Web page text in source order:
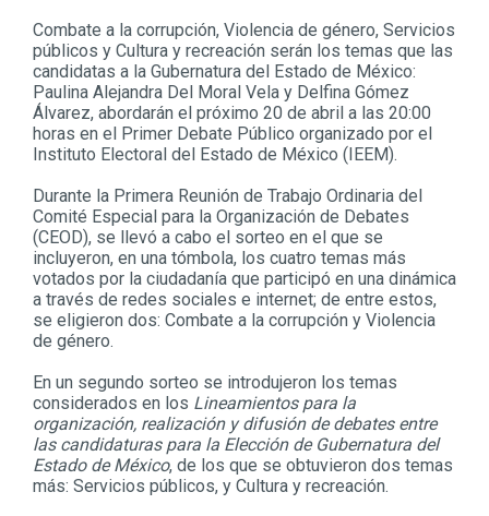
Combate a la corrupción, Violencia de género, Servicios
públicos y Cultura y recreación serán los temas que las
candidatas a la Gubernatura del Estado de México:
Paulina Alejandra Del Moral Vela y Delfina Gómez
Álvarez, abordarán el próximo 20 de abril a las 20:00
horas en el Primer Debate Público organizado por el
Instituto Electoral del Estado de México (IEEM).
Durante la Primera Reunión de Trabajo Ordinaria del
Comité Especial para la Organización de Debates
(CEOD), se llevó a cabo el sorteo en el que se
incluyeron, en una tómbola, los cuatro temas más
votados por la ciudadanía que participó en una dinámica
a través de redes sociales e internet; de entre estos,
se eligieron dos: Combate a la corrupción y Violencia
de género.
En un segundo sorteo se introdujeron los temas
considerados en los Lineamientos para la
organización, realización y difusión de debates entre
las candidaturas para la Elección de Gubernatura del
Estado de México, de los que se obtuvieron dos temas
más: Servicios públicos, y Cultura y recreación.